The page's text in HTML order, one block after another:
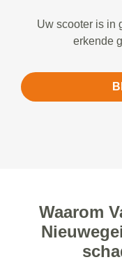
Uw scooter is in
erkende
Waarom